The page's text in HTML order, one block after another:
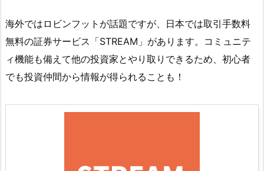
海外ではロビンフットが話題ですが、日本では取引手数料
無料の証券サービス「STREAM」があります。コミュニテ
ィ機能も備えて他の投資家とやり取りできるため、初心者
でも投資仲間から情報が得られることも！